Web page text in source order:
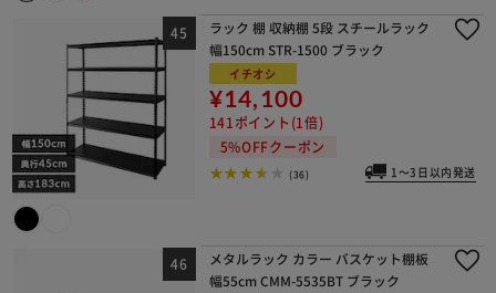
ラック 棚 収納棚 5段 スチールラック
幅150cm STR-1500 ブラック
イチオシ
¥14,100
141ポイント(1倍)
5%OFFクーポン
(36) 1～3日以内発送
メタルラック カラー バスケット棚板
幅55cm CMM-5535BT ブラック